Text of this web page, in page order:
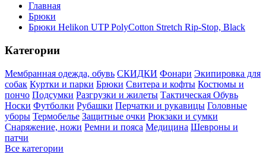
Главная
Брюки
Брюки Helikon UTP PolyCotton Stretch Rip-Stop, Black
Категории
Мембранная одежда, обувь СКИДКИ Фонари Экипировка для
собак Куртки и парки Брюки Свитера и кофты Костюмы и
пончо Подсумки Разгрузки и жилеты Тактическая Обувь
Носки Футболки Рубашки Перчатки и рукавицы Головные
уборы Термобелье Защитные очки Рюкзаки и сумки
Снаряжение, ножи Ремни и пояса Медицина Шевроны и
патчи
Все категории